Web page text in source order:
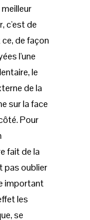
c'est de
de façon
l'une
le
de la
sur la face
Pour
fait de la
pas oublier
important
les
se